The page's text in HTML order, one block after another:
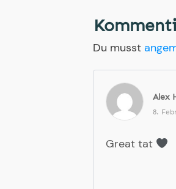
Du musst
Alex
8.
Great tat